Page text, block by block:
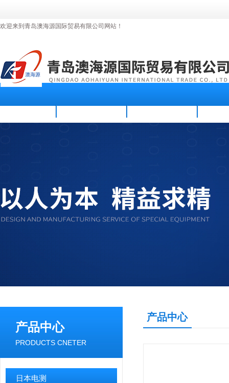
欢迎来到青岛澳海源国际贸易有限公司网站！
产品中心
PRODUCTS CNETER
日本电测
产品中心